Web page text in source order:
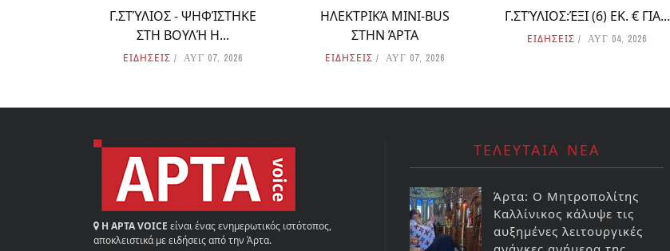
Γ.ΣΤΎΛΙΟΣ - ΨΗΦΊΣΤΗΚΕ
ΣΤΗ ΒΟΥΛΉ Η...
ΕΙΔΗΣΕΙΣ ΑΥΓ 07, 2026
ΗΛΕΚΤΡΙΚΆ MINI-BUS
ΣΤΗΝ ΆΡΤΑ
ΕΙΔΗΣΕΙΣ ΑΥΓ 07, 2026
Γ.ΣΤΎΛΙΟΣ:ΈΞΙ (6) ΕΚ. € ΓΙΑ...
ΕΙΔΗΣΕΙΣ ΑΥΓ 04, 2026
Η ΑΡΤΑ VOICE είναι ένας ενημερωτικός ιστότοπος,
αποκλειστικά με ειδήσεις από την Άρτα.
ΤΕΛΕΥΤΑΙΑ ΝΕΑ
Άρτα: Ο Μητροπολίτης
Καλλίνικος κάλυψε τις
αυξημένες λειτουργικές